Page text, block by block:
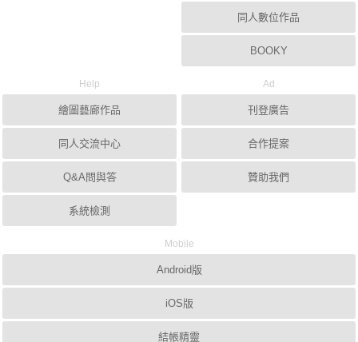
同人數位作品
BOOKY
Help
繪圖藝廊作品
同人交流中心
Q&A問與答
系統檢測
Ad
刊登廣告
合作提案
贊助我們
Mobile
Android版
iOS版
結帳精靈